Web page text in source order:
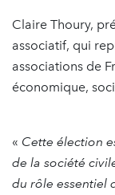
Claire Thoury,
associatif, qui
associations de
économique,
« Cette élection
de la société
du rôle essentiel